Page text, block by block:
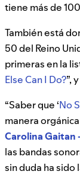
tiene más de
También está
50 del Reino
primeras en la
Else Can I Do?”,
“Saber que ‘No
manera
Carolina Gaitan
las bandas
sin duda ha sido